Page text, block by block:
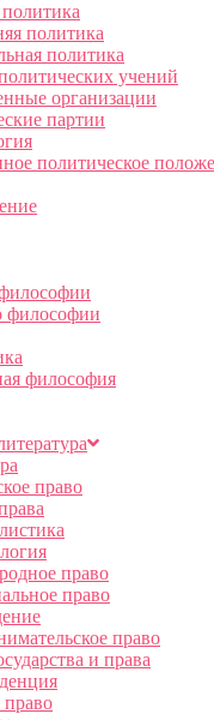
политика
политика
учений
организации
партии
политическое
философии
философия
право
право
право
право
и права
право